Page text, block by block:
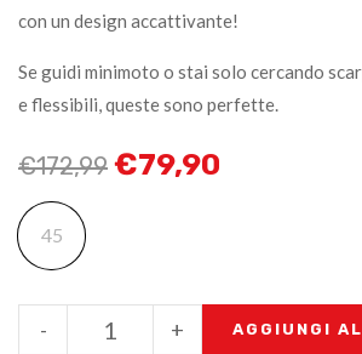
con un design accattivante!
Se guidi minimoto o stai solo cercando
e flessibili, queste sono perfette.
€172,99 €79,90
45
+
- AGGIUNGI